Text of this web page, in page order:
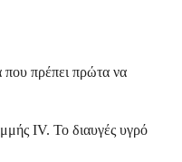
που πρέπει πρώτα να
IV. Το διαυγές υγρό